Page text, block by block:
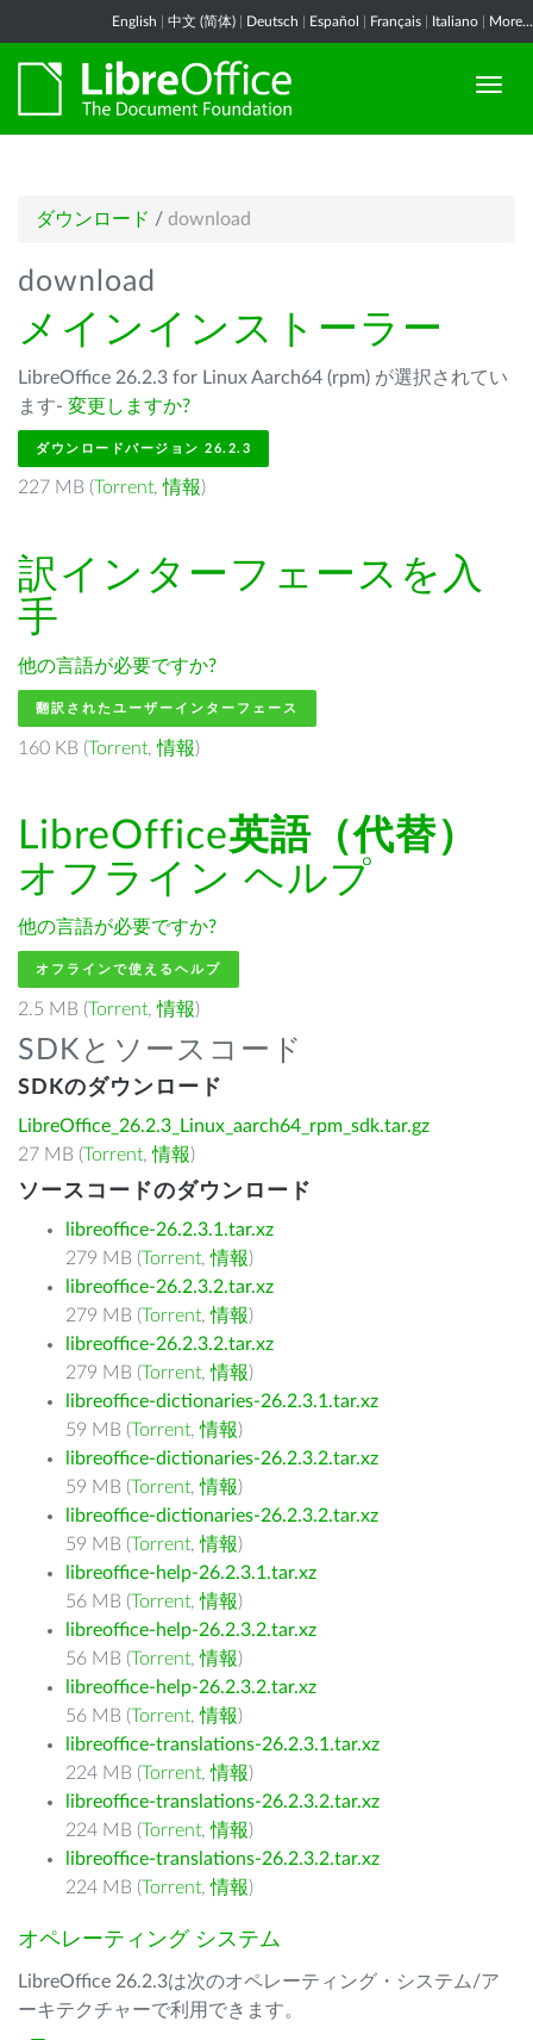
English 中文 (简体) Deutsch Español Français Italiano More...
ダウンロード / download
download
メインインストーラー
LibreOffice 26.2.3 for Linux Aarch64 (rpm) が選択されてい
ます- 変更しますか?
ダウンロードバージョン 26.2.3
227 MB (Torrent,情報)
訳インターフェースを入
手
他の言語が必要ですか?
翻訳されたユーザーインターフェース
160 KB (Torrent,情報)
LibreOffice英語（代替）
オフライン ヘルプ
他の言語が必要ですか?
オフラインで使えるヘルプ
2.5 MB (Torrent,情報)
SDKとソースコード
SDKのダウンロード
LibreOffice_26.2.3_Linux_aarch64_rpm_sdk.tar.gz
27 MB (Torrent,情報)
ソースコードのダウンロード
libreoffice-26.2.3.1.tar.xz
279 MB (Torrent,情報)
libreoffice-26.2.3.2.tar.xz
279 MB (Torrent,情報)
libreoffice-26.2.3.2.tar.xz
279 MB (Torrent,情報)
libreoffice-dictionaries-26.2.3.1.tar.xz
59 MB (Torrent,情報)
libreoffice-dictionaries-26.2.3.2.tar.xz
59 MB (Torrent,情報)
libreoffice-dictionaries-26.2.3.2.tar.xz
59 MB (Torrent,情報)
libreoffice-help-26.2.3.1.tar.xz
56 MB (Torrent,情報)
libreoffice-help-26.2.3.2.tar.xz
56 MB (Torrent,情報)
libreoffice-help-26.2.3.2.tar.xz
56 MB (Torrent,情報)
libreoffice-translations-26.2.3.1.tar.xz
224 MB (Torrent,情報)
libreoffice-translations-26.2.3.2.tar.xz
224 MB (Torrent,情報)
libreoffice-translations-26.2.3.2.tar.xz
224 MB (Torrent,情報)
オペレーティング システム
LibreOffice 26.2.3は次のオペレーティング・システム/ア
ーキテクチャーで利用できます。